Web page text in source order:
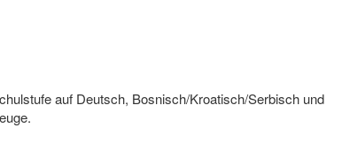
auf Deutsch, Bosnisch/Kroatisch/Serbisch und